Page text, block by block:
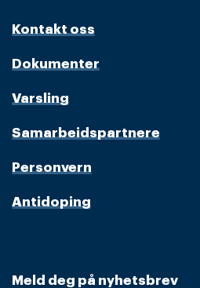
Kontakt oss
Dokumenter
Varsling
Samarbeidspartnere
Personvern
Antidoping
Meld deg på nyhetsbrev